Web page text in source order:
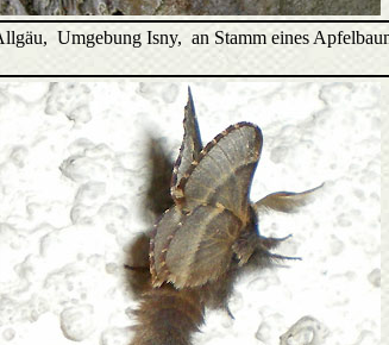
Umgebung Isny, an Stamm eines